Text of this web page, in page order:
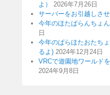
よ）
2026年7月26日
サーバーをお引越しさ
今年のほたぱらんちょ
日
今年のぱらほたおたち
るよ) 2024年12月24日
VRCで遊園地ワールド
2024年9月8日